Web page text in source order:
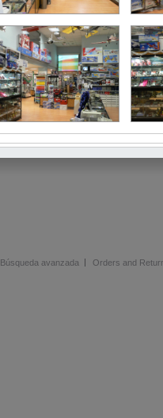
Búsqueda avanzada Orders and